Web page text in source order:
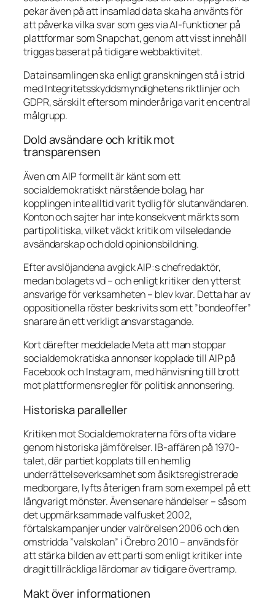
pekar även på att insamlad data ska ha använts för
att påverka vilka svar som ges via AI-funktioner på
plattformar som Snapchat, genom att visst innehåll
triggas baserat på tidigare webbaktivitet.
Datainsamlingen ska enligt granskningen stå i strid
med Integritetsskyddsmyndighetens riktlinjer och
GDPR, särskilt eftersom minderåriga varit en central
målgrupp.
Dold avsändare och kritik mot
transparensen
Även om AIP formellt är känt som ett
socialdemokratiskt närstående bolag, har
kopplingen inte alltid varit tydlig för slutanvändaren.
Konton och sajter har inte konsekvent märkts som
partipolitiska, vilket väckt kritik om vilseledande
avsändarskap och dold opinionsbildning.
Efter avslöjandena avgick AIP:s chefredaktör,
medan bolagets vd – och enligt kritiker den ytterst
ansvarige för verksamheten – blev kvar. Detta har av
oppositionella röster beskrivits som ett ”bondeoffer”
snarare än ett verkligt ansvarstagande.
Kort därefter meddelade Meta att man stoppar
socialdemokratiska annonser kopplade till AIP på
Facebook och Instagram, med hänvisning till brott
mot plattformens regler för politisk annonsering.
Historiska paralleller
Kritiken mot Socialdemokraterna förs ofta vidare
genom historiska jämförelser. IB-affären på 1970-
talet, där partiet kopplats till en hemlig
underrättelseverksamhet som åsiktsregistrerade
medborgare, lyfts återigen fram som exempel på ett
långvarigt mönster. Även senare händelser – såsom
det uppmärksammade valfusket 2002,
förtalskampanjer under valrörelsen 2006 och den
omstridda ”valskolan” i Örebro 2010 – används för
att stärka bilden av ett parti som enligt kritiker inte
dragit tillräckliga lärdomar av tidigare övertramp.
Makt över informationen